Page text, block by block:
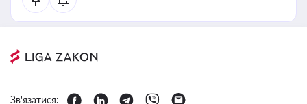
Зв'язатися: